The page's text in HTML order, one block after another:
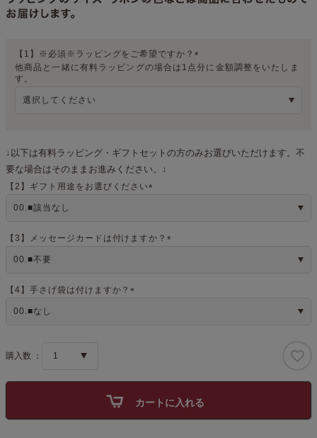
【1】※必須※ラッピングをご希望ですか？
(
他商品と一緒に有料ラッピングの場合は1点分に金額調整をいたしま
す。
↓以下は有料ラッピング・ギフトセットの方のみお選びいただけます。不
要な場合はそのままお進みください。↓
【2】ギフト用途をお選びください
)
【3】メッセージカードは付けますか？
【4】手さげ袋は付けますか？
カートに入れる